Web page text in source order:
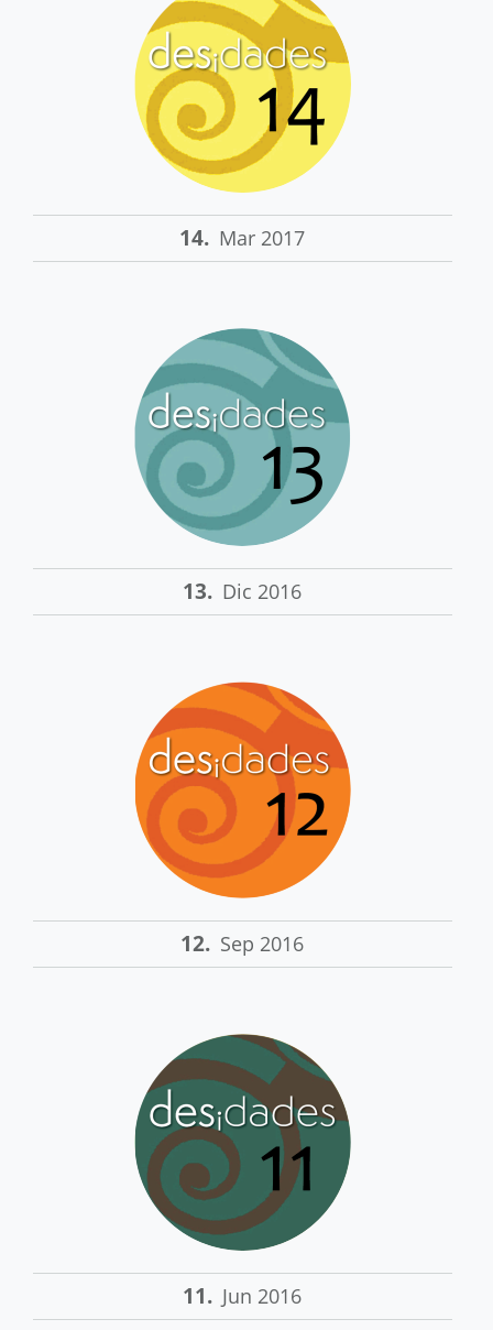
14. Mar 2017
13. Dic 2016
12. Sep 2016
11. Jun 2016